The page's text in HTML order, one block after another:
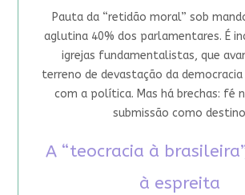
Pauta da “retidão moral” sob
aglutina 40% dos parlamentares. É
igrejas fundamentalistas, que
terreno de devastação da
com a política. Mas há brechas: fé
submissão como destino
A “teocracia à
à espreita